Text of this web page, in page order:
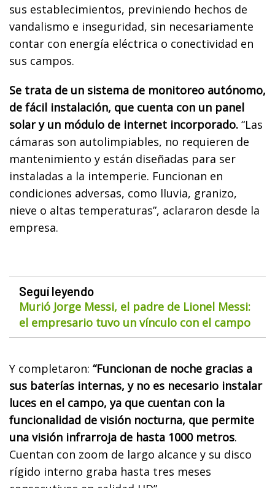
sus establecimientos, previniendo hechos de
vandalismo e inseguridad, sin necesariamente
contar con energía eléctrica o conectividad en
sus campos.
Se trata de un sistema de monitoreo autónomo,
de fácil instalación, que cuenta con un panel
solar y un módulo de internet incorporado. “Las
cámaras son autolimpiables, no requieren de
mantenimiento y están diseñadas para ser
instaladas a la intemperie. Funcionan en
condiciones adversas, como lluvia, granizo,
nieve o altas temperaturas”, aclararon desde la
empresa.
Seguí leyendo
Murió Jorge Messi, el padre de Lionel Messi:
el empresario tuvo un vínculo con el campo
Y completaron: “Funcionan de noche gracias a
sus baterías internas, y no es necesario instalar
luces en el campo, ya que cuentan con la
funcionalidad de visión nocturna, que permite
una visión infrarroja de hasta 1000 metros.
Cuentan con zoom de largo alcance y su disco
rígido interno graba hasta tres meses